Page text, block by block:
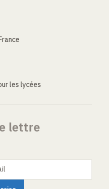
les lycées
lettre